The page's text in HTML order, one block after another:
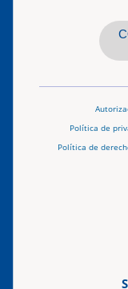
Política de
Política de